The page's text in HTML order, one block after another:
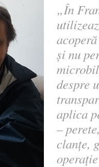
„În
și nu
despre
aplica
–
clanțe,